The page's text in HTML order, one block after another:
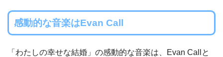
感動的な音楽はEvan Call
「わたしの幸せな結婚」の感動的な音楽は、Evan Callと